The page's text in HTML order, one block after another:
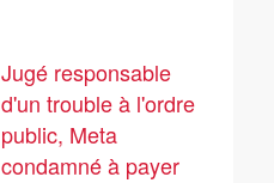
Jugé responsable
d'un trouble à l'ordre
public, Meta
condamné à payer